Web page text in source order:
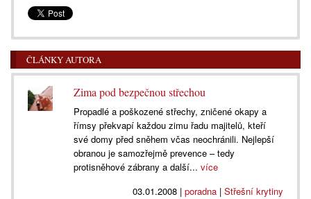
ČLÁNKY AUTORA
Zima pod bezpečnou střechou
Propadlé a poškozené střechy, zničené okapy a
římsy překvapí každou zimu řadu majitelů, kteří
své domy před sněhem včas neochránili. Nejlepší
obranou je samozřejmě prevence – tedy
protisněhové zábrany a další...více
03.01.2008| poradna| Střešní krytiny